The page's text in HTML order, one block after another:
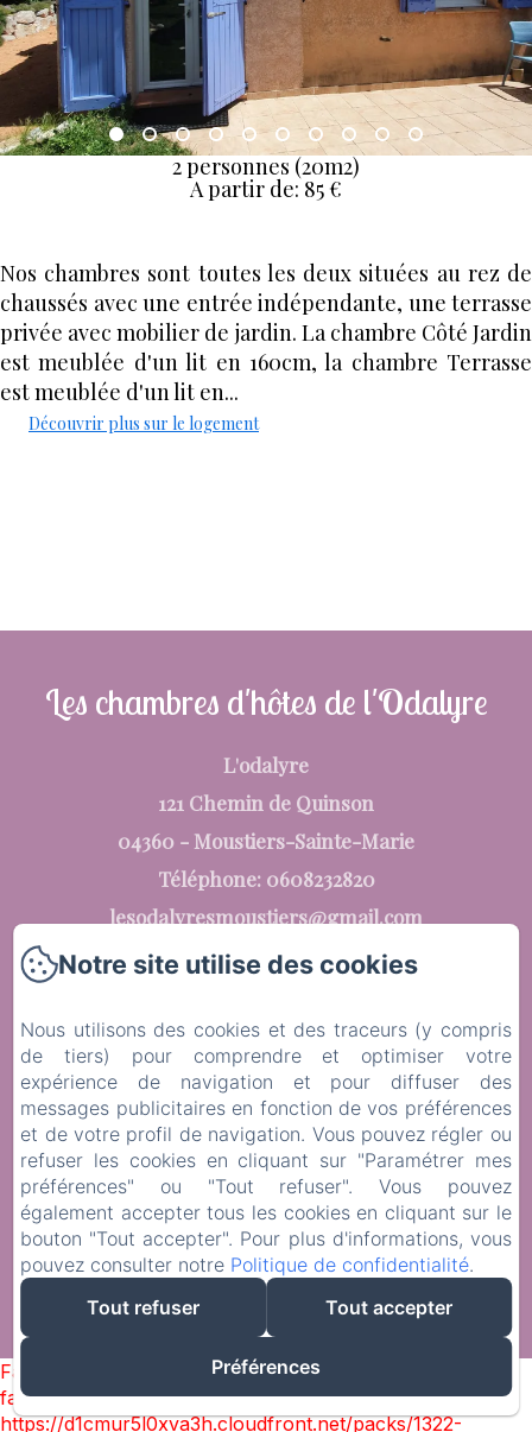
2 personnes (20m2)
A partir de: 85 €
Nos chambres sont toutes les deux situées au rez de
chaussés avec une entrée indépendante, une terrasse
privée avec mobilier de jardin. La chambre Côté Jardin
est meublée d'un lit en 160cm, la chambre Terrasse
est meublée d'un lit en...
Découvrir plus sur le logement
Les chambres d'hôtes de l'Odalyre
L'odalyre
121 Chemin de Quinson
04360 - Moustiers-Sainte-Marie
Téléphone: 0608232820
lesodalyresmoustiers@gmail.com
L'Odalyre
Les chambres d'hôtes
Les tarifs
Contactez-nous
Livre d'or
Créé par Amenitiz
Failed to load BookingEngine/index: Loading chunk 1322
failed. (missing:
https://d1cmur5l0xva3h.cloudfront.net/packs/1322-
Notre site utilise des cookies
Nous utilisons des cookies et des traceurs (y compris
de tiers) pour comprendre et optimiser votre
expérience de navigation et pour diffuser des
messages publicitaires en fonction de vos préférences
et de votre profil de navigation. Vous pouvez régler ou
refuser les cookies en cliquant sur "Paramétrer mes
préférences" ou "Tout refuser". Vous pouvez
également accepter tous les cookies en cliquant sur le
bouton "Tout accepter". Pour plus d'informations, vous
pouvez consulter notre Politique de confidentialité.
Tout refuser
Tout accepter
Préférences